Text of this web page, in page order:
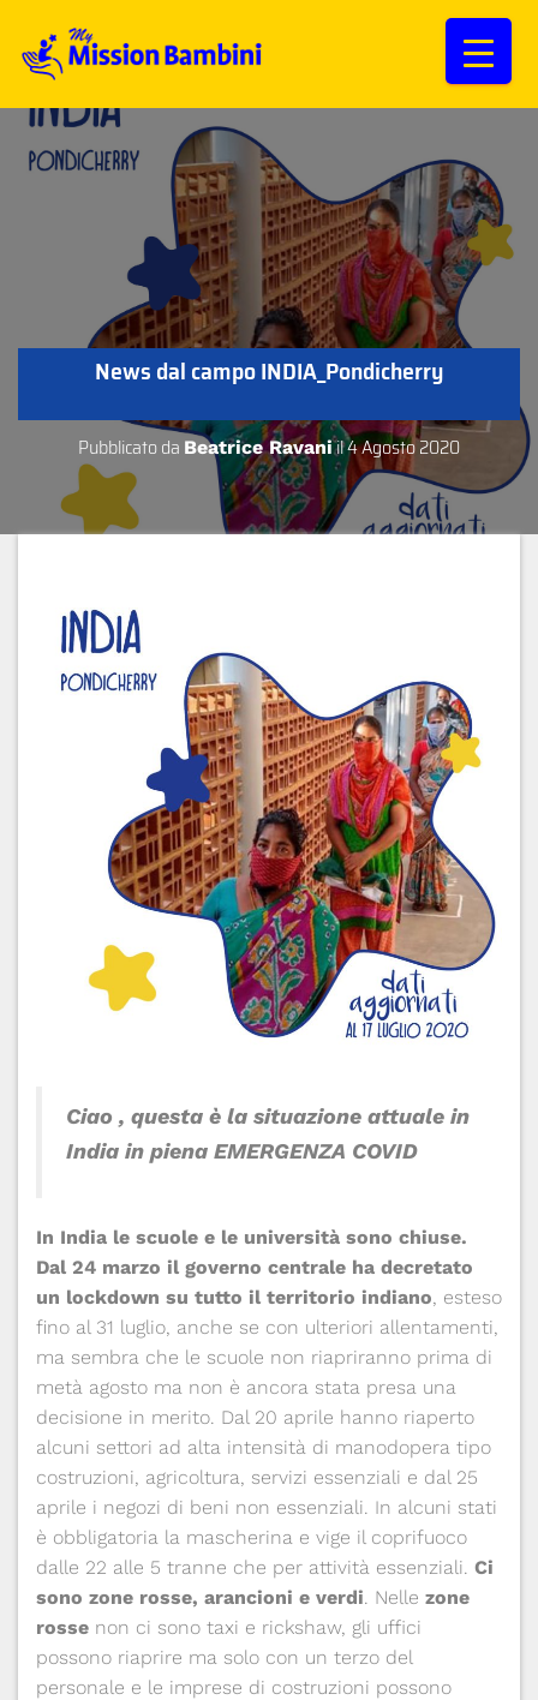
News dal campo INDIA_Pondicherry
Pubblicato da Beatrice Ravaniil4 Agosto 2020
Ciao , questa è la situazione attuale in
India in piena EMERGENZA COVID
In India le scuole e le università sono chiuse.
Dal 24 marzo il governo centrale ha decretato
un lockdown su tutto il territorio indiano, esteso
fino al 31 luglio, anche se con ulteriori allentamenti,
ma sembra che le scuole non riapriranno prima di
metà agosto ma non è ancora stata presa una
decisione in merito. Dal 20 aprile hanno riaperto
alcuni settori ad alta intensità di manodopera tipo
costruzioni, agricoltura, servizi essenziali e dal 25
aprile i negozi di beni non essenziali. In alcuni stati
è obbligatoria la mascherina e vige il coprifuoco
dalle 22 alle 5 tranne che per attività essenziali. Ci
sono zone rosse, arancioni e verdi. Nelle zone
rosse non ci sono taxi e rickshaw, gli uffici
possono riaprire ma solo con un terzo del
personale e le imprese di costruzioni possono